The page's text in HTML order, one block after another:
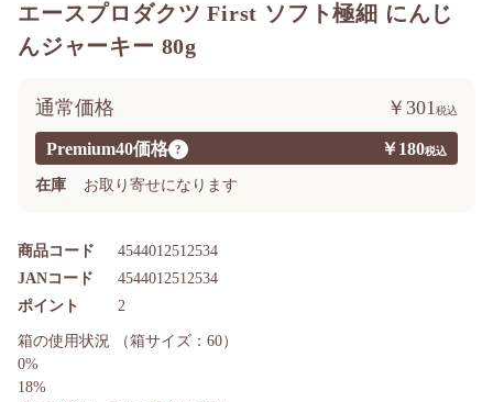
エースプロダクツ First ソフト極細 にんじ
んジャーキー 80g
Premium40価格 ? ￥180
通常価格 ￥301
在庫 お取り寄せになります
商品コード 4544012512534
ポイント 2
JANコード 4544012512534
箱の使用状況
（箱サイズ：60）
0%
18%